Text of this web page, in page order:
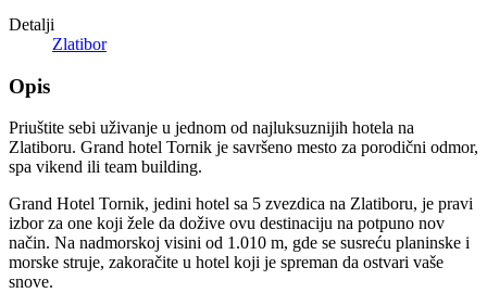
Detalji
Zlatibor
Opis
Priuštite sebi uživanje u jednom od najluksuznijih hotela na
Zlatiboru. Grand hotel Tornik je savršeno mesto za porodični odmor,
spa vikend ili team building.
Grand Hotel Tornik, jedini hotel sa 5 zvezdica na Zlatiboru, je pravi
izbor za one koji žele da dožive ovu destinaciju na potpuno nov
način. Na nadmorskoj visini od 1.010 m, gde se susreću planinske i
morske struje, zakoračite u hotel koji je spreman da ostvari vaše
snove.